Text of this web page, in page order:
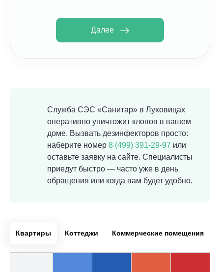
Далее
Служба СЭС «Санитар» в Луховицах
оперативно уничтожит клопов в вашем
доме. Вызвать дезинфекторов просто:
наберите номер 8 (499) 391-29-97 или
оставьте заявку на сайте. Специалисты
приедут быстро — часто уже в день
обращения или когда вам будет удобно.
Квартиры Коттеджи Коммерческие помещения